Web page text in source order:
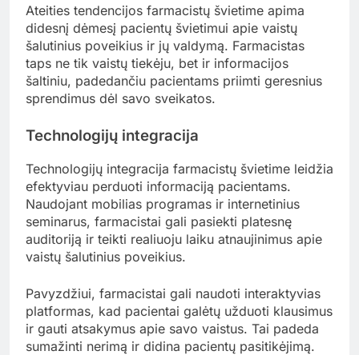
Ateities tendencijos farmacistų švietime apima
didesnį dėmesį pacientų švietimui apie vaistų
šalutinius poveikius ir jų valdymą. Farmacistas
taps ne tik vaistų tiekėju, bet ir informacijos
šaltiniu, padedančiu pacientams priimti geresnius
sprendimus dėl savo sveikatos.
Technologijų integracija
Technologijų integracija farmacistų švietime leidžia
efektyviau perduoti informaciją pacientams.
Naudojant mobilias programas ir internetinius
seminarus, farmacistai gali pasiekti platesnę
auditoriją ir teikti realiuoju laiku atnaujinimus apie
vaistų šalutinius poveikius.
Pavyzdžiui, farmacistai gali naudoti interaktyvias
platformas, kad pacientai galėtų užduoti klausimus
ir gauti atsakymus apie savo vaistus. Tai padeda
sumažinti nerimą ir didina pacientų pasitikėjimą.